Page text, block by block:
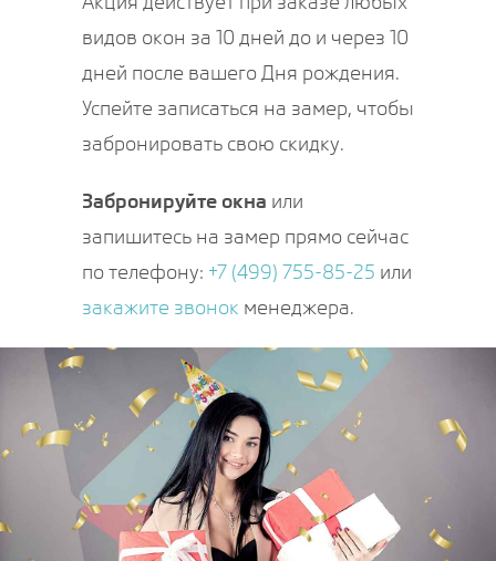
видов окон за 10 дней до и через 10
дней после вашего Дня рождения.
Успейте записаться на замер, чтобы
забронировать свою скидку.
Забронируйте окна или
запишитесь на замер прямо сейчас
по телефону: +7 (499) 755-85-25 или
закажите звонок менеджера.